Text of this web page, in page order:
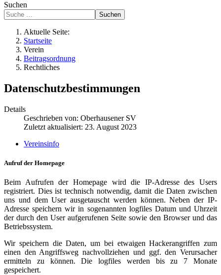
Suchen
Suchen
Aktuelle Seite:
Startseite
Verein
Beitragsordnung
Rechtliches
Datenschutzbestimmungen
Details
Geschrieben von: Oberhausener SV
Zuletzt aktualisiert: 23. August 2023
Vereinsinfo
Aufruf der Homepage
Beim Aufrufen der Homepage wird die IP-Adresse des Users
registriert. Dies ist technisch notwendig, damit die Daten zwischen
uns und dem User ausgetauscht werden können. Neben der IP-
Adresse speichern wir in sogenannten logfiles Datum und Uhrzeit
der durch den User aufgerufenen Seite sowie den Browser und das
Betriebssystem.
Wir speichern die Daten, um bei etwaigen Hackerangriffen zum
einen den Angriffsweg nachvollziehen und ggf. den Verursacher
ermitteln zu können. Die logfiles werden bis zu 7 Monate
gespeichert.